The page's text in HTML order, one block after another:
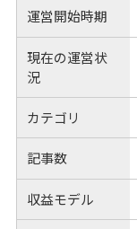
運営開始時期
現在の運営状
況
カテゴリ
記事数
収益モデル